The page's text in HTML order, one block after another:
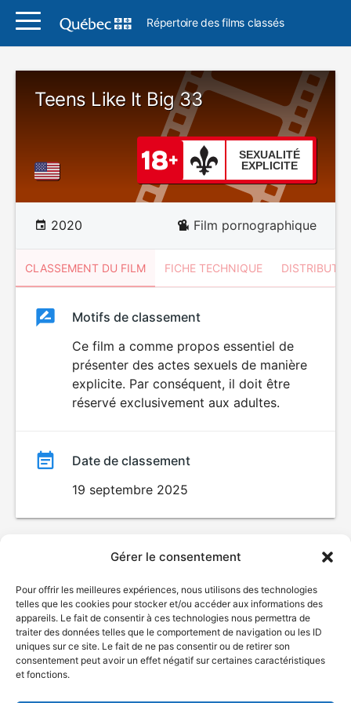
Gérer le consentement
Pour offrir les meilleures expériences, nous utilisons des technologies
telles que les cookies pour stocker et/ou accéder aux informations des
appareils. Le fait de consentir à ces technologies nous permettra de
traiter des données telles que le comportement de navigation ou les ID
uniques sur ce site. Le fait de ne pas consentir ou de retirer son
consentement peut avoir un effet négatif sur certaines caractéristiques
et fonctions.
Répertoire des films classés
Teens Like It Big 33
SEXUALITÉ
EXPLICITE
2020 Film pornographique
CLASSEMENT DU FILM FICHE TECHNIQUE
ClassementClassement
SEXUALITÉ
EXPLICITE
Motifs de classement
Ce film a comme propos essentiel de
présenter des actes sexuels de manière
explicite. Par conséquent, il doit être
réservé exclusivement aux adultes.
Date de classement
19 septembre 2025